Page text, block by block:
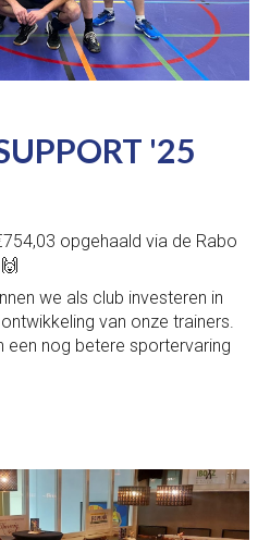
'25
opgehaald via de Rabo
we als club investeren in
van onze trainers.
een nog betere sportervaring